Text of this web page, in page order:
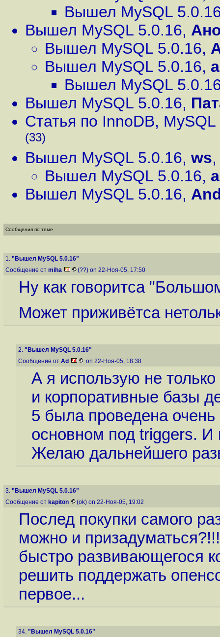
Вышел MySQL
Вышел MySQL 5.0.16,
Вышел MySQL 5.0.16,
Вышел MySQL 5.0.16,
Вышел MySQL
Вышел MySQL 5.0.16,
Статья по InnoDB,
(33)
Вышел MySQL 5.0.16, ws
Вышел MySQL 5.0.16,
Вышел MySQL 5.0.16,
Сообщения по теме
1. "Вышел MySQL 5.0.16"
Сообщение от miha (??) on 22-Ноя-05, 17:50
Ну как говоритса
Может приживётса
2. "Вышел MySQL 5.0.16"
Сообщение от Ad on 22-Ноя-05, 18:38
А я использую не
и корпоративные базы
5 была проведена
основном под triggers. И
Желаю дальнейшего
3. "Вышел MySQL 5.0.16"
Сообщение от kapiton (ok) on 22-Ноя-05, 19:02
Послед покупки самого
можно и
быстро развивающегося
решить поддержать
первое...
34. "Вышел MySQL 5.0.16"